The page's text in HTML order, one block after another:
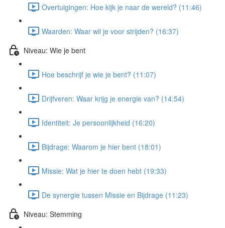
Overtuigingen: Hoe kijk je naar de wereld? (11:46)
Waarden: Waar wil je voor strijden? (16:37)
Niveau: Wie je bent
Hoe beschrijf je wie je bent? (11:07)
Drijfveren: Waar krijg je energie van? (14:54)
Identiteit: Je persoonlijkheid (16:20)
Bijdrage: Waarom je hier bent (18:01)
Missie: Wat je hier te doen hebt (19:33)
De synergie tussen Missie en Bijdrage (11:23)
Niveau: Stemming